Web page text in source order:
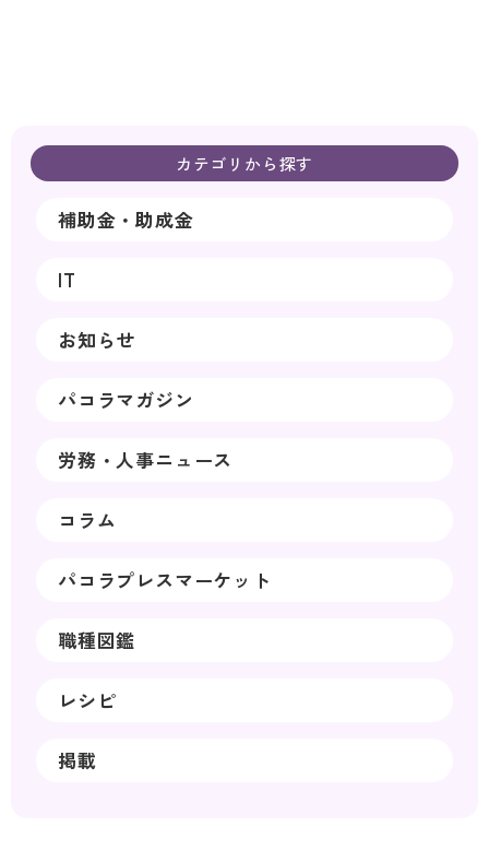
カテゴリから探す
補助金・助成金
IT
お知らせ
パコラマガジン
労務・人事ニュース
コラム
パコラプレスマーケット
職種図鑑
レシピ
掲載